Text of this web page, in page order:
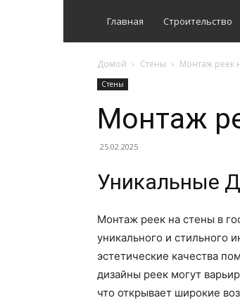
Главная Строительство
Домой Стены Монтаж реек
Стены
Монтаж
25.02.2025
Уникальные
Монтаж реек на стены в
уникального и стильного
эстетические качества
дизайны реек могут
что открывает широкие